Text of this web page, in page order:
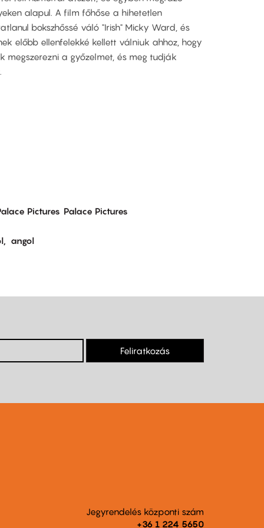
alapul. A film főhőse a hihetetlen
bokszhőssé váló "Irish" Micky Ward, és
előbb ellenfelekké kellett válniuk ahhoz, hogy
megszerezni a győzelmet, és meg tudják
Pictures Palace Pictures
angol
Feliratkozás
Jegyrendelés központi szám
+36 1 224 5650